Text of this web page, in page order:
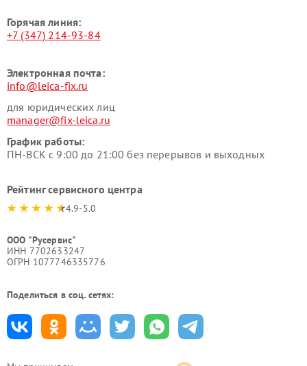
Горячая линия:
+7 (347) 214-93-84
Электронная почта:
info@leica-fix.ru
для юридических лиц
manager@fix-leica.ru
График работы:
ПН-ВСК с 9:00 до 21:00 без перерывов и выходных
Рейтинг сервисного центра
4.9-5.0
ООО "Русервис"
ИНН 7702633247
ОГРН 1077746335776
Поделиться в соц. сетях: